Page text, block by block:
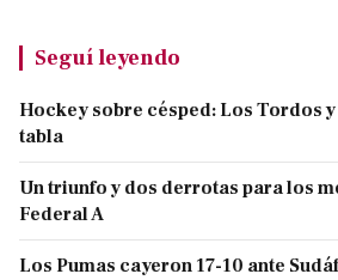
Seguí leyendo
Hockey sobre césped: Los Tordos
tabla
Un triunfo y dos derrotas para los
Federal A
Los Pumas cayeron 17-10 ante